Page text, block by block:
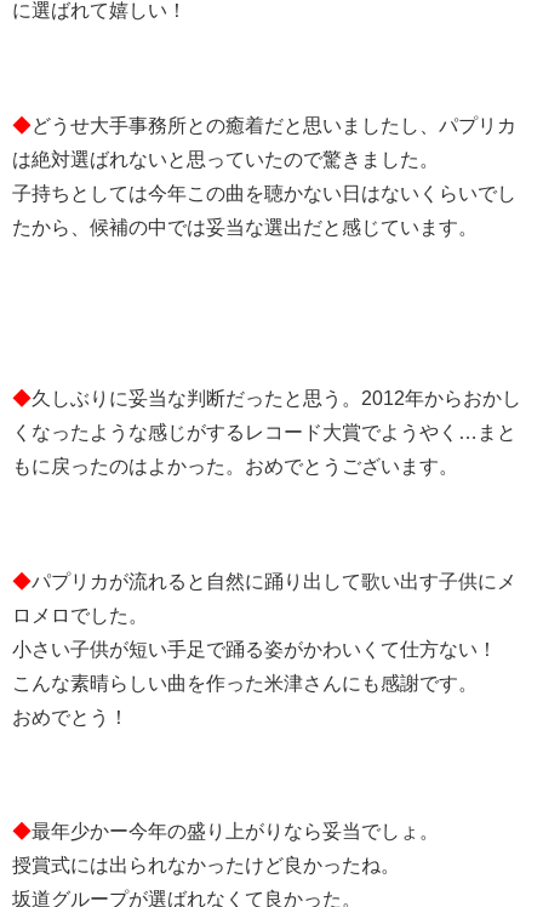
に選ばれて嬉しい！
◆どうせ大手事務所との癒着だと思いましたし、パプリカ
は絶対選ばれないと思っていたので驚きました。
子持ちとしては今年この曲を聴かない日はないくらいでし
たから、候補の中では妥当な選出だと感じています。
◆久しぶりに妥当な判断だったと思う。2012年からおかし
くなったような感じがするレコード大賞でようやく…まと
もに戻ったのはよかった。おめでとうございます。
◆パプリカが流れると自然に踊り出して歌い出す子供にメ
ロメロでした。
小さい子供が短い手足で踊る姿がかわいくて仕方ない！
こんな素晴らしい曲を作った米津さんにも感謝です。
おめでとう！
◆最年少かー今年の盛り上がりなら妥当でしょ。
授賞式には出られなかったけど良かったね。
坂道グループが選ばれなくて良かった。